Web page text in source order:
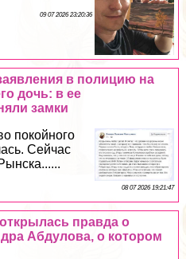
09 07 2026 23:20:36
в полицию на
дочь: в ее
замки
покойного
Сейчас
08 07 2026 19:21:47
правда о
Абдулова, о котором